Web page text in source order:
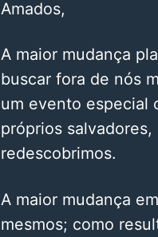
Amados,
A maior mudança
buscar fora de nós
um evento especial
próprios
redescobrimos.
A maior mudança
mesmos; como